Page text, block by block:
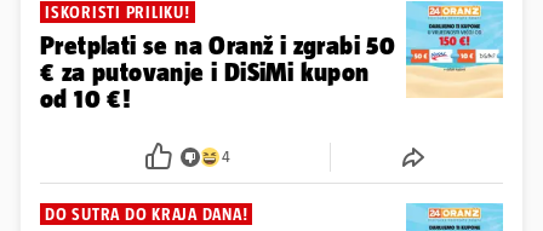
ISKORISTI PRILIKU!
Pretplati se na Oranž i zgrabi 50
€ za putovanje i DiSiMi kupon
od 10 €!
4
DO SUTRA DO KRAJA DANA!